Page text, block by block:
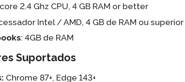
2.4 Ghz CPU, 4 GB RAM or better
Intel / AMD, 4 GB de RAM ou superior
: 4GB de RAM
Suportados
Chrome 87+, Edge 143+